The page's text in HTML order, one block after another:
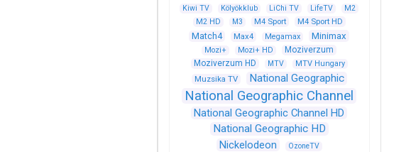
Kiwi TV
Kölyökklub LiChi TV LifeTV
M2
M2 HD
M3 M4 Sport M4 Sport HD
Match4 Max4 Megamax Minimax
Mozi+ Mozi+ HD
Moziverzum
Moziverzum HD
MTV MTV Hungary
Muzsika TV National Geographic
National Geographic Channel
National Geographic Channel HD
National Geographic HD
Nickelodeon
OzoneTV